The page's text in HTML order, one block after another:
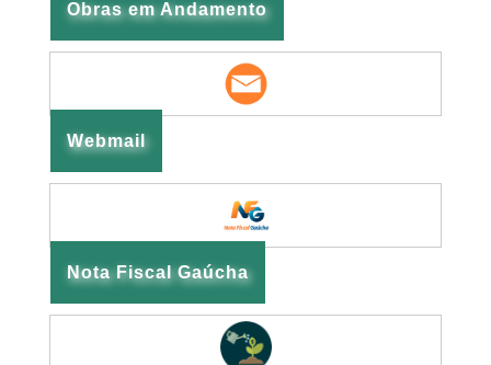
Obras em Andamento
Webmail
Nota Fiscal Gaúcha